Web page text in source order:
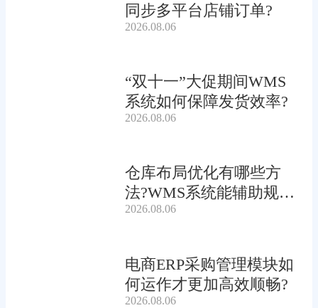
同步多平台店铺订单?
2026.08.06
“双十一”大促期间WMS
系统如何保障发货效率?
2026.08.06
仓库布局优化有哪些方
法?WMS系统能辅助规划
吗?
2026.08.06
电商ERP采购管理模块如
何运作才更加高效顺畅?
2026.08.06